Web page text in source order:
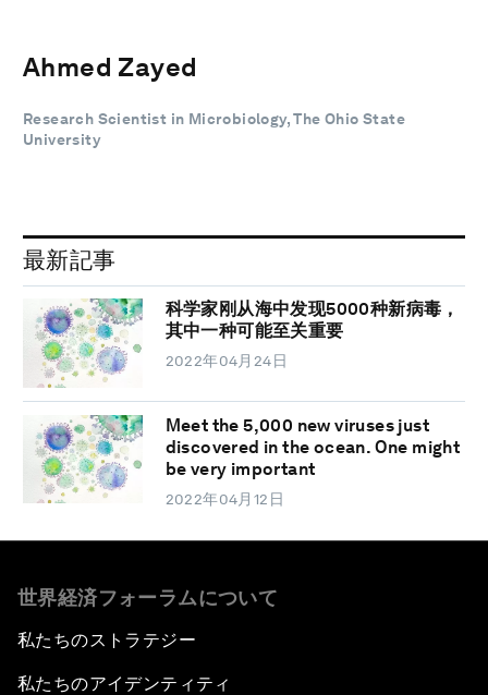
Ahmed Zayed
Research Scientist in Microbiology, The Ohio State
University
最新記事
科学家刚从海中发现5000种新病毒，
其中一种可能至关重要
2022年04月24日
Meet the 5,000 new viruses just
discovered in the ocean. One might
be very important
2022年04月12日
世界経済フォーラムについて
私たちのストラテジー
私たちのアイデンティティ